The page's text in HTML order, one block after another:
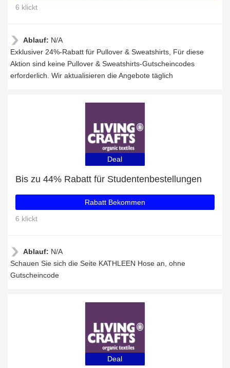
6 klickt
Ablauf: N/A
Exklusiver 24%-Rabatt für Pullover & Sweatshirts, Für diese
Aktion sind keine Pullover & Sweatshirts-Gutscheincodes
erforderlich. Wir aktualisieren die Angebote täglich
Deal
Bis zu 44% Rabatt für Studentenbestellungen
Rabatt Bekommen
6 klickt
Ablauf: N/A
Schauen Sie sich die Seite KATHLEEN Hose an, ohne
Gutscheincode
Deal